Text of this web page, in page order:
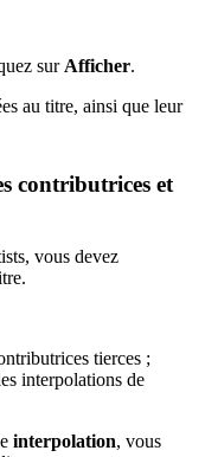
sur Afficher.
au titre, ainsi que leur
contributrices et
vous devez
tierces ;
interpolations de
interpolation, vous